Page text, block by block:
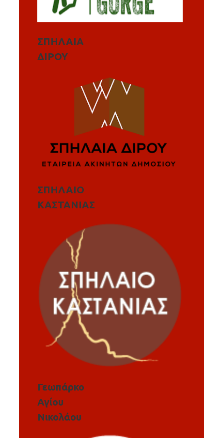
ΣΠΗΛΑΙΑ
ΔΙΡΟΥ
ΣΠΗΛΑΙΟ
ΚΑΣΤΑΝΙΑΣ
Γεωπάρκο
Αγίου
Νικολάου